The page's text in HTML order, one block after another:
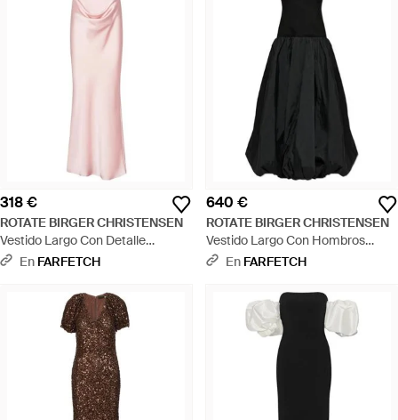
318 €
ROTATE BIRGER CHRISTENSEN
Vestido Largo Con Detalle
Drapeado - Rosa
En FARFETCH
640 €
ROTATE BIRGER CHRISTENSEN
Vestido Largo Con Hombros
Descubiertos - Negro
En FARFETCH